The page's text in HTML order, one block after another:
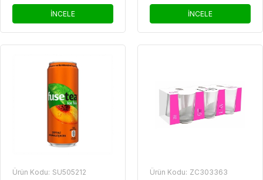
İNCELE İNCELE
Ürün Kodu: SU505212 Ürün Kodu: ZC303363